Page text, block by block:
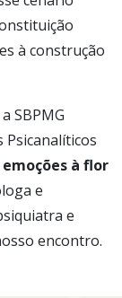
à construção
SBPMG
Psicanalíticos
à flor
e
e
encontro.